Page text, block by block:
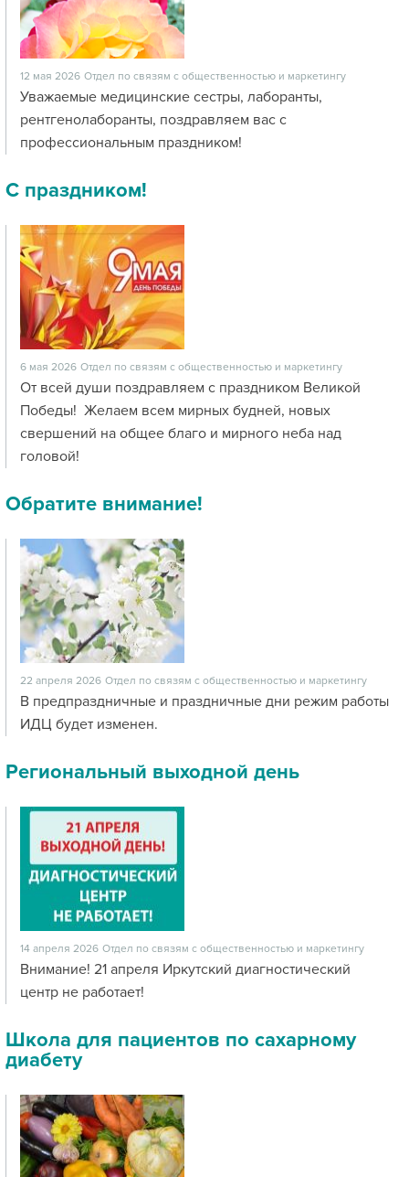
12 мая 2026 Отдел по связям с общественностью и маркетингу
Уважаемые медицинские сестры, лаборанты,
рентгенолаборанты, поздравляем вас с
профессиональным праздником!
С праздником!
6 мая 2026 Отдел по связям с общественностью и маркетингу
От всей души поздравляем с праздником Великой
Победы! Желаем всем мирных будней, новых
свершений на общее благо и мирного неба над
головой!
Обратите внимание!
22 апреля 2026 Отдел по связям с общественностью и маркетингу
В предпраздничные и праздничные дни режим работы
ИДЦ будет изменен.
Региональный выходной день
14 апреля 2026 Отдел по связям с общественностью и маркетингу
Внимание! 21 апреля Иркутский диагностический
центр не работает!
Школа для пациентов по сахарному
диабету